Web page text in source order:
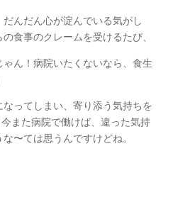
んだん心が淀んでいる気がし
食事のクレームを受けるたび、
ゃん！病院いたくないなら、食生
ってしまい、寄り添う気持ちを
また病院で働けば、違った気持
〜ては思うんですけどね。